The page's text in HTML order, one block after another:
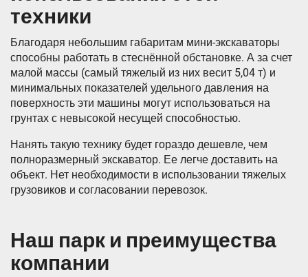
техники
Благодаря небольшим габаритам мини-экскаваторы
способны работать в стеснённой обстановке. А за счет
малой массы (самый тяжелый из них весит 5,04 т) и
минимальных показателей удельного давления на
поверхность эти машины могут использоваться на
грунтах с невысокой несущей способностью.
Нанять такую технику будет гораздо дешевле, чем
полноразмерный экскаватор. Ее легче доставить на
объект. Нет необходимости в использовании тяжелых
грузовиков и согласовании перевозок.
Наш парк и преимущества
компании